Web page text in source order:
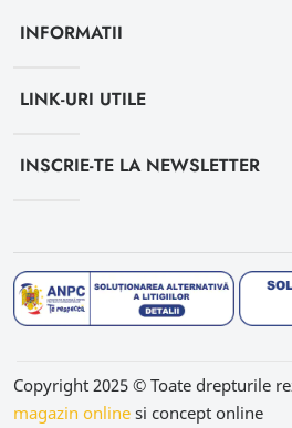
INFORMATII
LINK-URI UTILE
INSCRIE-TE LA NEWSLETTER
Copyright 2025 © Toate drepturile
magazin online si concept online